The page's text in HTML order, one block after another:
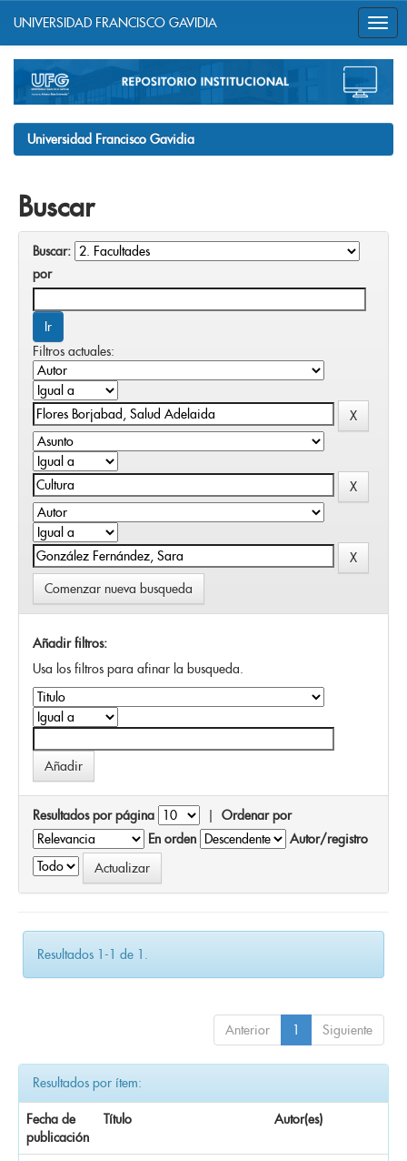
navigation
UNIVERSIDAD FRANCISCO GAVIDIA
Universidad Francisco Gavidia
Buscar
Buscar:
por
Filtros actuales:
Comenzar nueva busqueda
Añadir filtros:
Usa los filtros para afinar la busqueda.
Resultados por página | Ordenar por
En orden
Autor/registro
Resultados 1-1 de 1.
Anterior 1 Siguiente
Resultados por ítem:
Fecha de
publicación
Título Autor(es)